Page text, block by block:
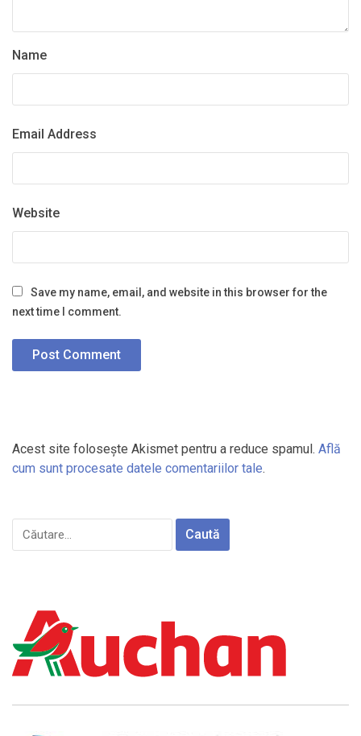
Name
Email Address
Website
Save my name, email, and website in this browser for the
next time I comment.
Acest site folosește Akismet pentru a reduce spamul. Află
cum sunt procesate datele comentariilor tale.
Caută
după: